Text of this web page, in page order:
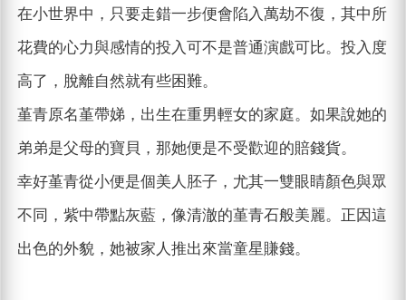
在小世界中，只要走錯一步便會陷入萬劫不復，其中所
花費的心力與感情的投入可不是普通演戲可比。投入度
高了，脫離自然就有些困難。
堇青原名堇帶娣，出生在重男輕女的家庭。如果說她的
弟弟是父母的寶貝，那她便是不受歡迎的賠錢貨。
幸好堇青從小便是個美人胚子，尤其一雙眼睛顏色與眾
不同，紫中帶點灰藍，像清澈的堇青石般美麗。正因這
出色的外貌，她被家人推出來當童星賺錢。